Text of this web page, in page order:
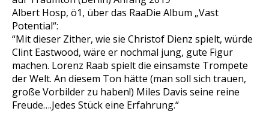
Albert Hosp, ö1, über das RaaDie Album „Vast
Potential“:
“Mit dieser Zither, wie sie Christof Dienz spielt, würde
Clint Eastwood, wäre er nochmal jung, gute Figur
machen. Lorenz Raab spielt die einsamste Trompete
der Welt. An diesem Ton hätte (man soll sich trauen,
große Vorbilder zu haben!) Miles Davis seine reine
Freude….Jedes Stück eine Erfahrung.“